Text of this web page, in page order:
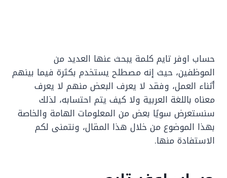
حساب اوفر تايم كلمة يبحث عنها العديد من
الموظفين، حيث إنه مصطلح يستخدم بكثرة فيما بينهم
أثناء العمل، وفقد لا يعرف البعض منهم لا يعرف
معناه باللغة العربية ولا كيف يتم احتسابه، لذلك
سنستعرض سويًا بعض من المعلومات الهامة والخاصة
بهذا الموضوع من خلال هذا المقال، ونتمنى لكم
الاستفادة منها.